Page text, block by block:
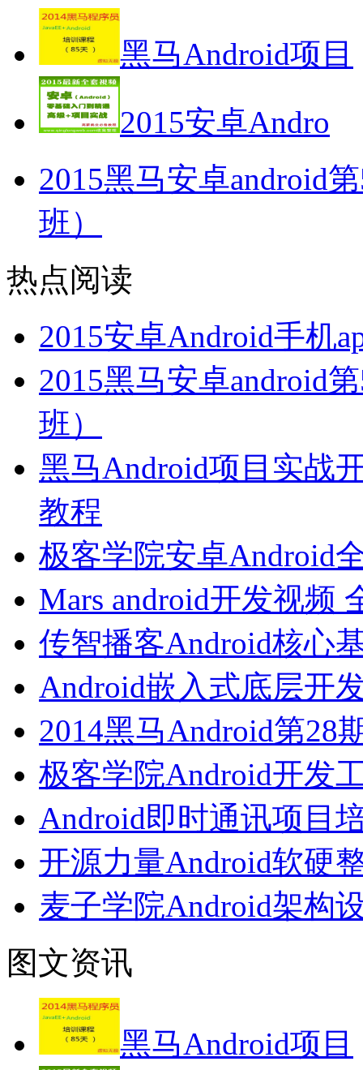
黑马Android项目
2015安卓Andro
2015黑马安卓android
班）
热点阅读
2015安卓Android手机
2015黑马安卓android
班）
黑马Android项目实战
教程
极客学院安卓Android
Mars android开发视频
传智播客Android核心
Android嵌入式底层开
2014黑马Android第28
极客学院Android开发
Android即时通讯项目
开源力量Android软硬
麦子学院Android架构
图文资讯
黑马Android项目